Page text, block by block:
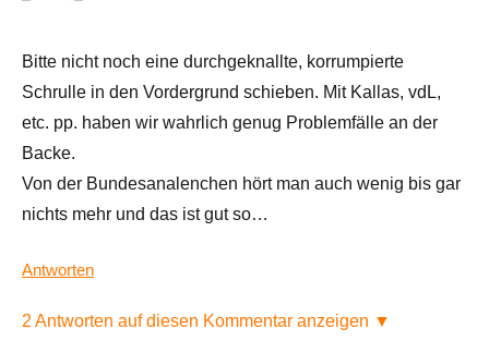
Bitte nicht noch eine durchgeknallte, korrumpierte
Schrulle in den Vordergrund schieben. Mit Kallas, vdL,
etc. pp. haben wir wahrlich genug Problemfälle an der
Backe.
Von der Bundesanalenchen hört man auch wenig bis gar
nichts mehr und das ist gut so…
Antworten
2 Antworten auf diesen Kommentar anzeigen ▼